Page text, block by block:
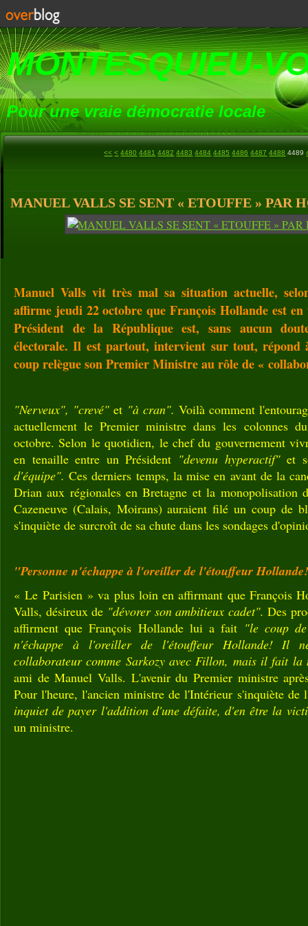
MONTESQUIEU-
Pour une vraie démocratie locale
<< < 4400
4410
4420
4430
4440
4450
4460
4470
4480 4481 4482 4483 4484 4485 4486 4487 4488 4489
MANUEL VALLS SE SENT « ETOUFFE » PAR
Manuel Valls vit très mal sa situation actuelle,
affirme jeudi 22 octobre que François Hollande est
Président de la République est, sans aucun
électorale. Il est partout, intervient sur tout, répond
coup relègue son Premier Ministre au rôle de «
"Nerveux", "crevé" et "à cran". Voilà comment
actuellement le Premier ministre dans les colonnes
octobre. Selon le quotidien, le chef du gouvernement
en tenaille entre un Président "devenu hyperactif"et
d'équipe". Ces derniers temps, la mise en avant de la
Drian aux régionales en Bretagne et la monopolisation
Cazeneuve (Calais, Moirans) auraient filé un coup de
s'inquiète de surcroît de sa chute dans les sondages
"Personne n'échappe à l'oreiller de l'étouffeur
« Le Parisien » va plus loin en affirmant que François
Valls, désireux de "dévorer son ambitieux cadet". Des
affirment que François Hollande lui a fait "le coup
n'échappe à l'oreiller de l'étouffeur Hollande! Il
collaborateur comme Sarkozy avec Fillon, mais il fait la
ami de Manuel Valls. L'avenir du Premier ministre
Pour l'heure, l'ancien ministre de l'Intérieur s'inquiète de
inquiet de payer l'addition d'une défaite, d'en être la
un ministre.